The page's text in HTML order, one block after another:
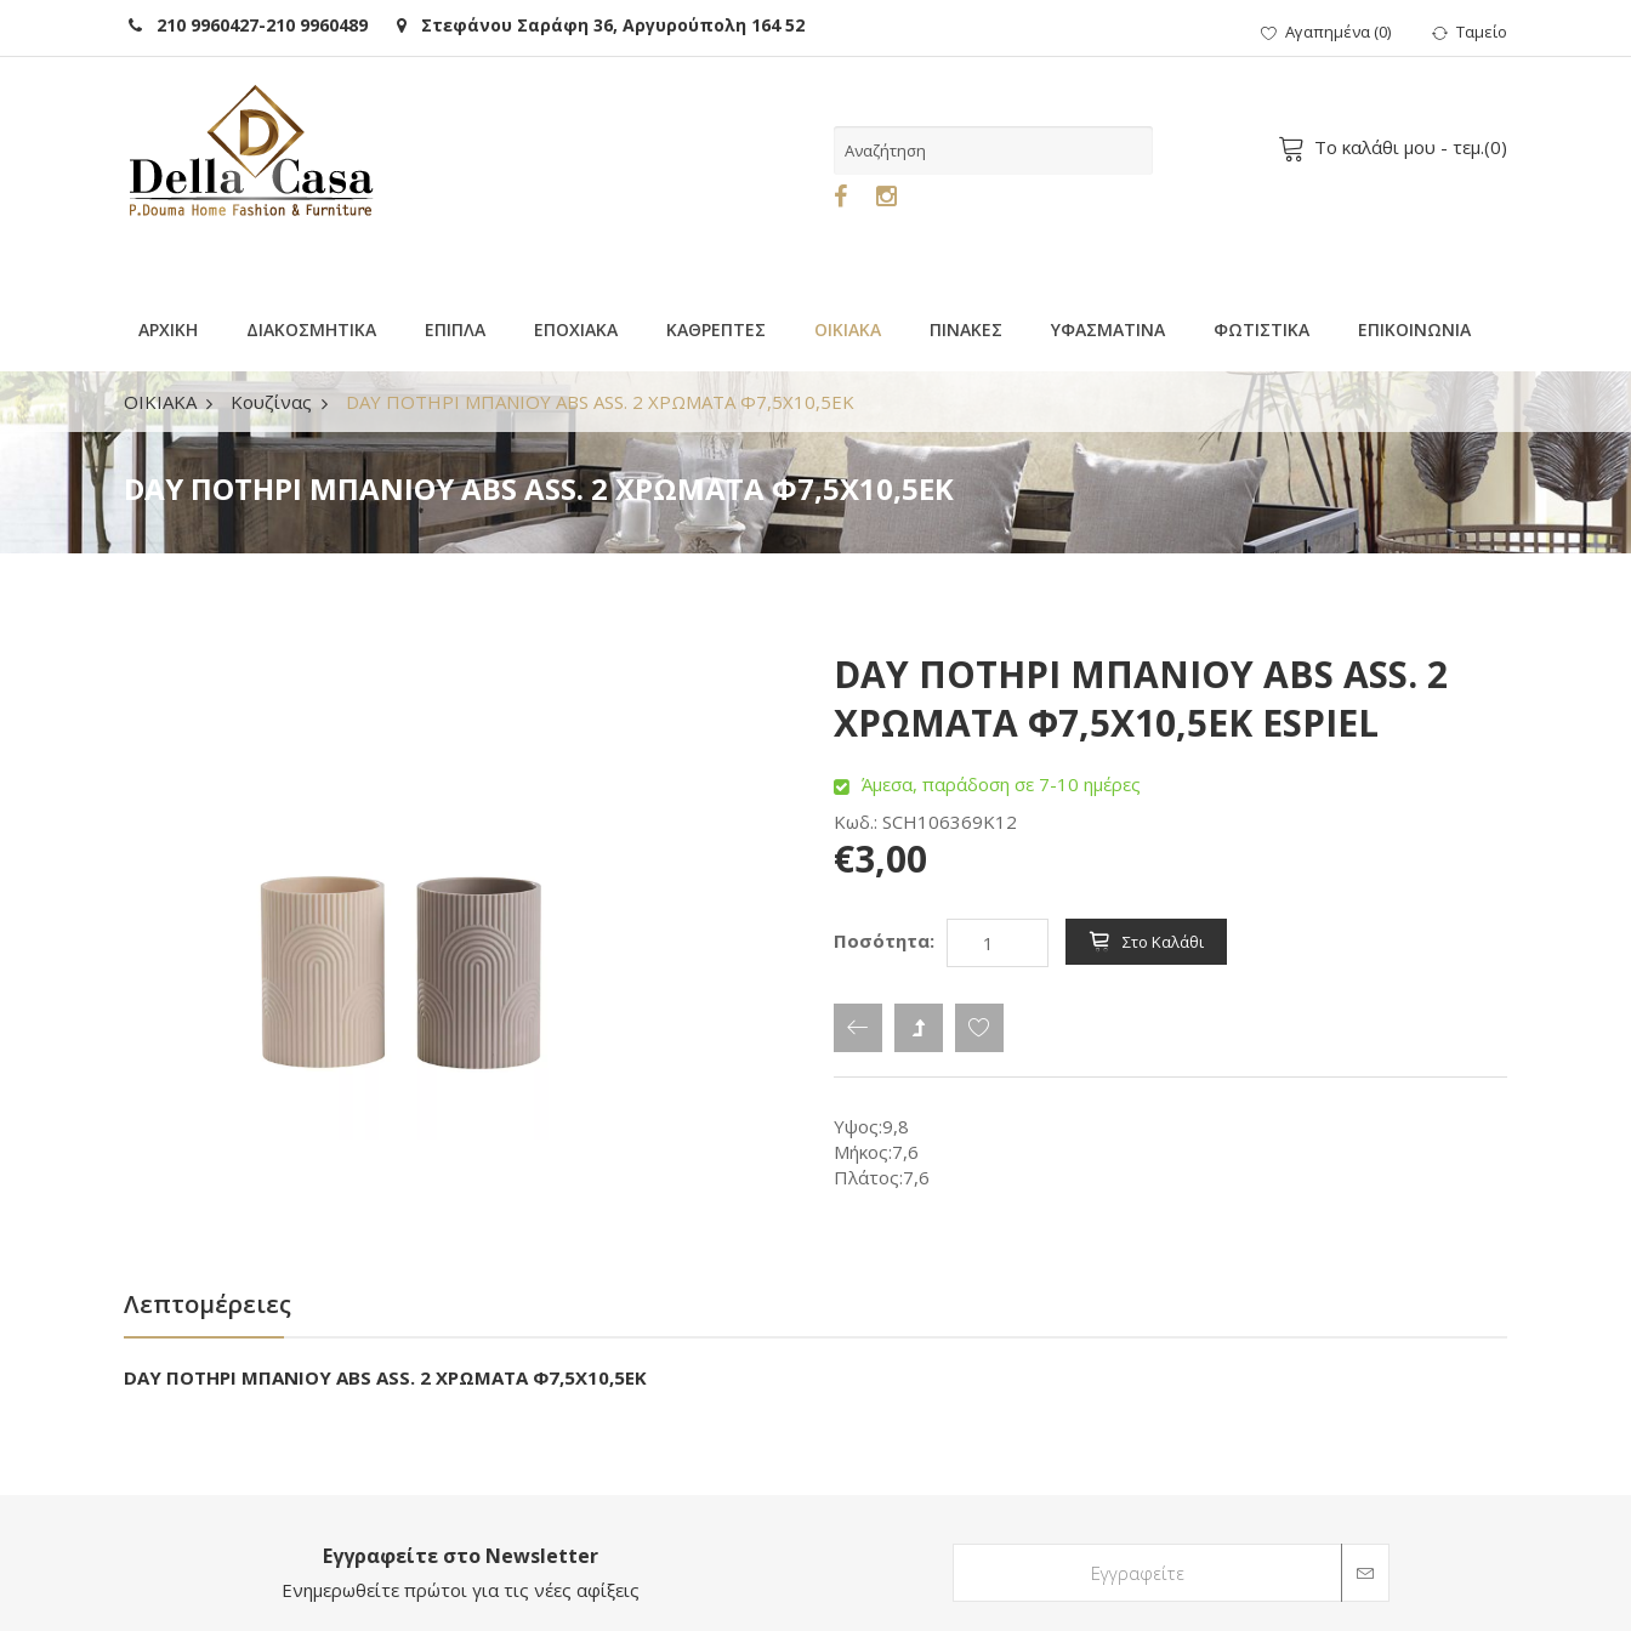
210 9960427-210 9960489 Στεφάνου Σαράφη 36, Αργυρούπολη 164 52 Αγαπημένα(0) Ταμείο
Το καλάθι μου - τεμ.(0)
ΑΡΧΙΚΗ ΔΙΑΚΟΣΜΗΤΙΚΑ ΕΠΙΠΛΑ ΕΠΟΧΙΑΚΑ ΚΑΘΡΕΠΤΕΣ ΟΙΚΙΑΚΑ ΠΙΝΑΚΕΣ ΥΦΑΣΜΑΤΙΝΑ ΦΩΤΙΣΤΙΚΑ ΕΠΙΚΟΙΝΩΝΙΑ
ΟΙΚΙΑΚΑ Κουζίνας DAY ΠΟΤΗΡΙ ΜΠΑΝΙΟΥ ABS ASS. 2 ΧΡΩΜΑΤΑ Φ7,5Χ10,5ΕΚ
DAY ΠΟΤΗΡΙ ΜΠΑΝΙΟΥ ABS ASS. 2 ΧΡΩΜΑΤΑ Φ7,5Χ10,5ΕΚ
DAY ΠΟΤΗΡΙ ΜΠΑΝΙΟΥ ABS ASS. 2
ΧΡΩΜΑΤΑ Φ7,5Χ10,5ΕΚ ESPIEL
Άμεσα, παράδοση σε 7-10 ημέρες
Κωδ.: SCH106369K12
€3,00
Ποσότητα: Στο Καλάθι
Υψος:9,8
Μήκος:7,6
Πλάτος:7,6
Λεπτομέρειες
DAY ΠΟΤΗΡΙ ΜΠΑΝΙΟΥ ABS ASS. 2 ΧΡΩΜΑΤΑ Φ7,5Χ10,5ΕΚ
Εγγραφείτε στο Newsletter
Ενημερωθείτε πρώτοι για τις νέες αφίξεις